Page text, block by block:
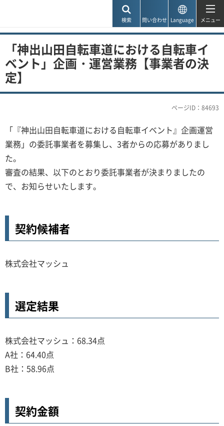
検索 問い合わせ Language メニュー
「神出山田自転車道における自転車イ
ベント」企画・運営業務【事業者の決
定】
ページID：84693
「『神出山田自転車道における自転車イベント』企画運営
業務」の委託事業者を募集し、3者からの応募がありまし
た。
審査の結果、以下のとおり委託事業者が決まりましたの
で、お知らせいたします。
契約候補者
株式会社マッシュ
選定結果
株式会社マッシュ：68.34点
A社：64.40点
B社：58.96点
契約金額